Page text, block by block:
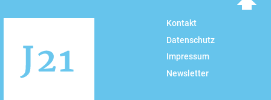
Kontakt
Datenschutz
Impressum
Newsletter